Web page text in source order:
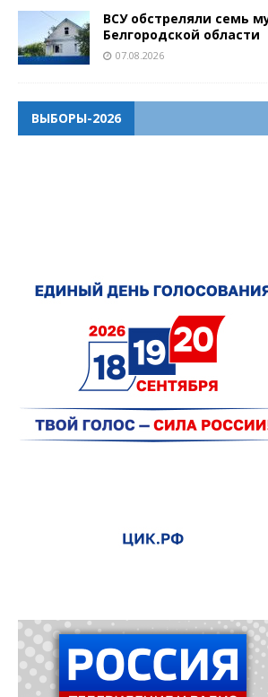
ВСУ обстреляли семь
Белгородской области
07.08.2026
ВЫБОРЫ-2026